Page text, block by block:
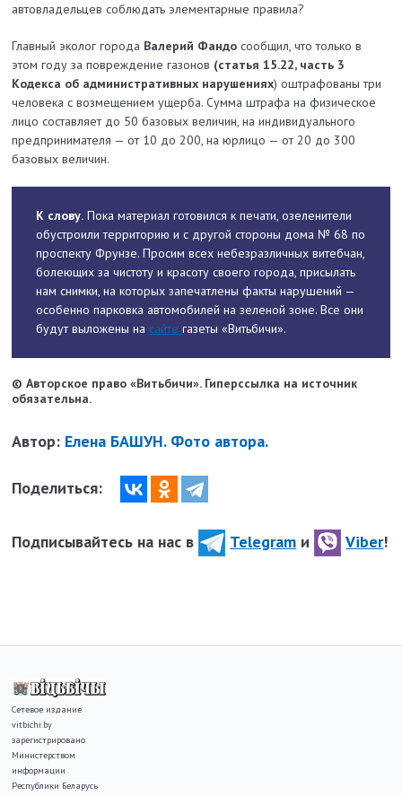
автовладельцев соблюдать элементарные правила?
Главный эколог города Валерий Фандо сообщил, что только в
этом году за повреждение газонов (статья 15.22, часть 3
Кодекса об административных нарушениях) оштрафованы три
человека с возмещением ущерба. Сумма штрафа на физическое
лицо составляет до 50 базовых величин, на индивидуального
предпринимателя — от 10 до 200, на юрлицо — от 20 до 300
базовых величин.
К слову. Пока материал готовился к печати, озеленители
обустроили территорию и с другой стороны дома № 68 по
проспекту Фрунзе. Просим всех небезразличных витебчан,
боле­ющих за чистоту и красоту своего города, присылать
нам снимки, на которых запечатлены факты нарушений —
особенно парковка автомобилей на зеленой зоне. Все они
будут выложены на сайтегазеты «Витьбичи».
© Авторское право «Витьбичи». Гиперссылка на источник
обязательна.
Автор: Елена БАШУН. Фото автора.
Поделиться:
Подписывайтесь на нас в Telegram и Viber!
Сетевое издание
vitbichi.by
зарегистрировано
Министерством
информации
Республики Беларусь